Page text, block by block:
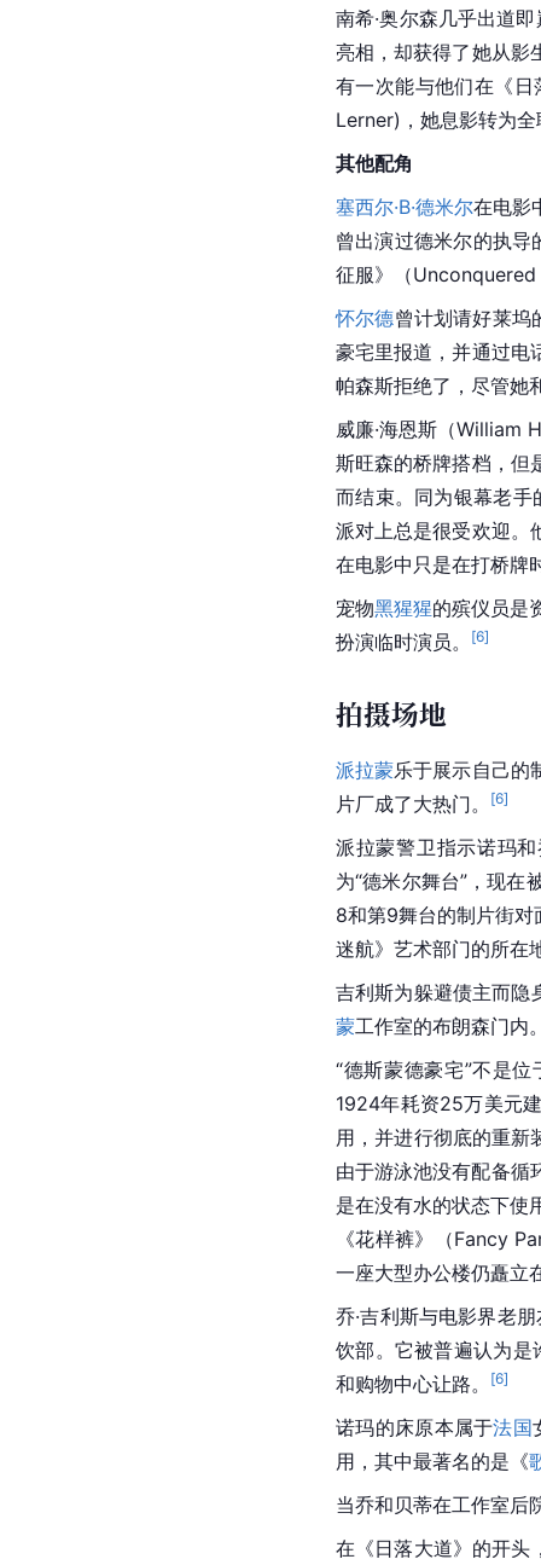
南希·奥尔森 几乎出道
亮相，却获得了她从
有一次能与他们在《
Lerner)，她息影转为
其他配角
塞西尔·B·德米尔在电影
曾出演过德米尔的执导
征服》（Unconquered
怀尔德曾计划请好莱
豪宅里报道，并通过电
帕森斯拒绝了，尽管她
威廉·海恩斯（William
斯旺森的桥牌搭档，
而结束。同为银幕老手
派对上总是很受欢迎。
在电影中只是在打桥牌
宠物黑猩猩的殡仪员是
扮演临时演员。
[6]
拍摄场地
派拉蒙乐于展示自己的
片厂成了大热门。
[6]
派拉蒙警卫指示诺玛和
为“德米尔舞台”，现
8和第9舞台的制片街对
迷航》艺术部门的所在
吉利斯为躲避债主而隐
蒙工作室的布朗森门内
“德斯蒙德豪宅”不是
1924年耗资25万美元
用，并进行彻底的重新
由于游泳池没有配备循
是在没有水的状态下使
《花样裤》（Fancy
一座大型办公楼仍矗立
乔·吉利斯与电影界老
饮部。它被普遍认为
和购物中心让路。
[6]
诺玛的床原本属于法国
用，其中最著名的是《
当乔和贝蒂在工作室后
在《日落大道》的开头